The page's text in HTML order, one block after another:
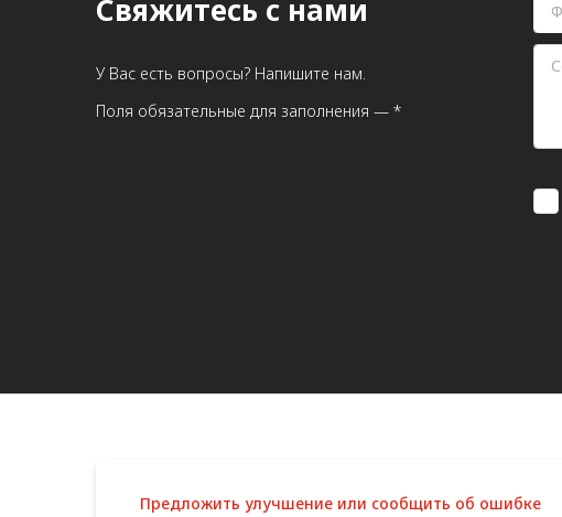
Свяжитесь с нами
У Вас есть вопросы? Напишите нам.
Поля обязательные для заполнения — *
Предложить улучшение или сообщить об ошибке